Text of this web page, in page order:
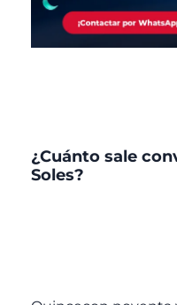
¿Cuánto sale
Soles?